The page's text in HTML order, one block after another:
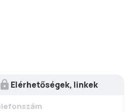
Elérhetőségek, linkek